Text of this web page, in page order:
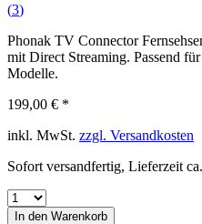
(3)
Phonak TV Connector
mit Direct Streaming. Passend
Modelle.
199,00 € *
inkl. MwSt. zzgl. Versandkosten
Sofort versandfertig, Lieferzeit
In den Warenkorb